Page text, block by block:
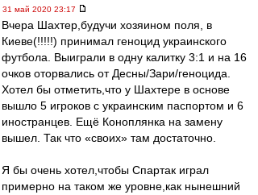
31 май 2020 23:17
Вчера Шахтер,будучи хозяином поля, в
Киеве(!!!!!) принимал геноцид украинского
футбола. Выиграли в одну калитку 3:1 и на 16
очков оторвались от Десны/Зари/геноцида.
Хотел бы отметить,что у Шахтере в основе
вышло 5 игроков с украинским паспортом и 6
иностранцев. Ещё Коноплянка на замену
вышел. Так что «своих» там достаточно.
Я бы очень хотел,чтобы Спартак играл
примерно на таком же уровне,как нынешний